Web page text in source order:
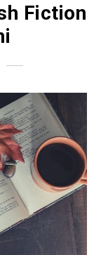
Fiction